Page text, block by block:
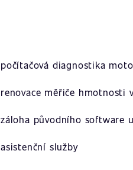
počítačová diagnostika
renovace měřiče hmotnosti
záloha původního software
asistenční služby